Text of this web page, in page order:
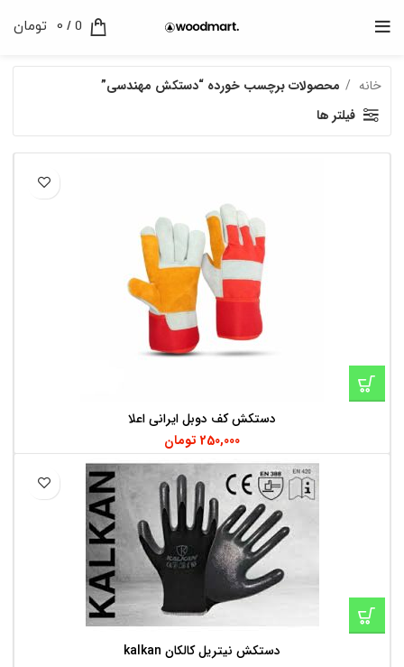
0
/
0 تومان
خانه
محصولات برچسب خورده “دستکش مهندسی”
فیلتر ها
دستکش کف دوبل ایرانی اعلا
250,000 تومان
دستکش نیتریل کالکان kalkan